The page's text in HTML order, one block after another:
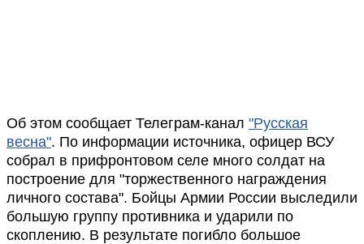
Об этом сообщает Телеграм-канал "Русская
весна". По информации источника, офицер ВСУ
собрал в прифронтовом селе много солдат на
построение для "торжественного награждения
личного состава". Бойцы Армии России выследили
большую группу противника и ударили по
скоплению. В результате погибло большое